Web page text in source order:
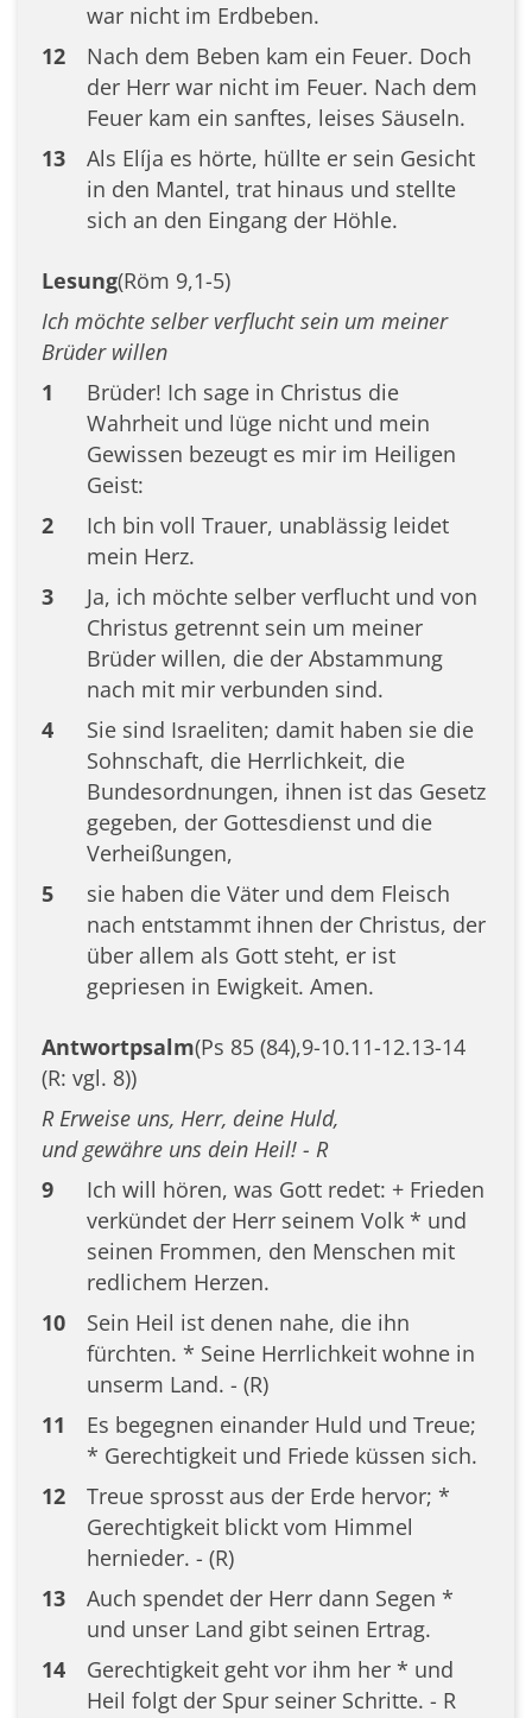
war nicht im Erdbeben.
12
Nach dem Beben kam ein Feuer. Doch
der Herr war nicht im Feuer. Nach dem
Feuer kam ein sanftes, leises Säuseln.
13
Als Elíja es hörte, hüllte er sein Gesicht
in den Mantel, trat hinaus und stellte
sich an den Eingang der Höhle.
Lesung(Röm 9,1-5)
Ich möchte selber verflucht sein um meiner
Brüder willen
1
Brüder! Ich sage in Christus die
Wahrheit und lüge nicht und mein
Gewissen bezeugt es mir im Heiligen
Geist:
2
Ich bin voll Trauer, unablässig leidet
mein Herz.
3
Ja, ich möchte selber verflucht und von
Christus getrennt sein um meiner
Brüder willen, die der Abstammung
nach mit mir verbunden sind.
4
Sie sind Israeliten; damit haben sie die
Sohnschaft, die Herrlichkeit, die
Bundesordnungen, ihnen ist das Gesetz
gegeben, der Gottesdienst und die
Verheißungen,
5
sie haben die Väter und dem Fleisch
nach entstammt ihnen der Christus, der
über allem als Gott steht, er ist
gepriesen in Ewigkeit. Amen.
Antwortpsalm(Ps 85 (84),9-10.11-12.13-14
(R: vgl. 8))
R Erweise uns, Herr, deine Huld,
und gewähre uns dein Heil! - R
9
Ich will hören, was Gott redet: + Frieden
verkündet der Herr seinem Volk * und
seinen Frommen, den Menschen mit
redlichem Herzen.
10
Sein Heil ist denen nahe, die ihn
fürchten. * Seine Herrlichkeit wohne in
unserm Land. - (R)
11
Es begegnen einander Huld und Treue;
* Gerechtigkeit und Friede küssen sich.
12
Treue sprosst aus der Erde hervor; *
Gerechtigkeit blickt vom Himmel
hernieder. - (R)
13
Auch spendet der Herr dann Segen *
und unser Land gibt seinen Ertrag.
14
Gerechtigkeit geht vor ihm her * und
Heil folgt der Spur seiner Schritte. - R